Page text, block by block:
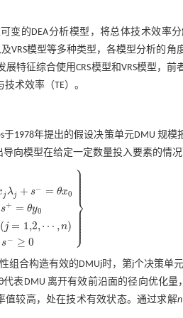
变的DEA分析模型，将总体技术效率
VRS模型等多种类型，各模型分析的
特征综合使用CRS模型和VRS模型，
术效率（TE）。
于1978年提出的假设决策单元DMU 规
导向模型在给定一定数量投入要素的情
j λj + s− = θx0
s+ = θy0
(j = 1,2,⋯ ,n)
s− ≥ 0
⎫
⎭
⎬
⎪
⎪⎪⎪⎪⎪
⎪
⎪
⎪
⎪⎪⎪⎪
⎪
λj+ =θ x0∑y λj
合构造有效的DMUj时，第j个决策单
表DMU 离开有效前沿面的径向优化量，
值较高，处在技术有效状态。通过求解n